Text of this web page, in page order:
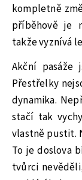
kompletně
příběhově je
takže vyznívá
Akční pasáže
Přestřelky
dynamika.
stačí tak
vlastně pustit.
To je doslova
tvůrci